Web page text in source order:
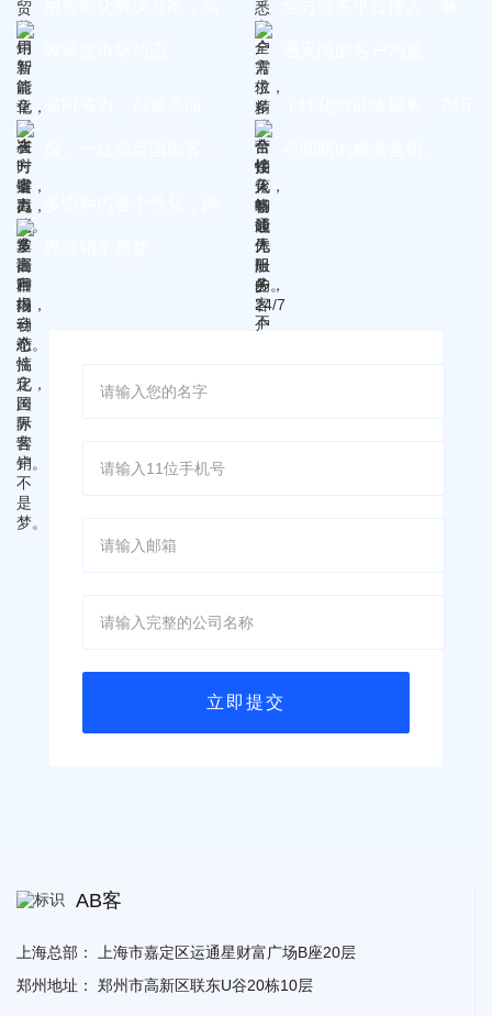
AB客
上海总部：
上海市嘉定区运通星财富广场B座20层
郑州地址：
郑州市高新区联东U谷20栋10层